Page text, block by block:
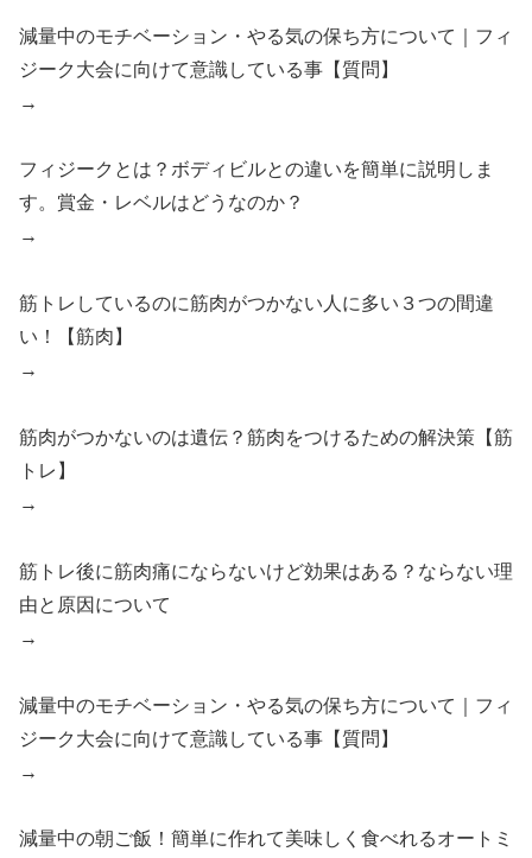
減量中のモチベーション・やる気の保ち方について｜フィ
ジーク大会に向けて意識している事【質問】
→
フィジークとは？ボディビルとの違いを簡単に説明しま
す。賞金・レベルはどうなのか？
→
筋トレしているのに筋肉がつかない人に多い３つの間違
い！【筋肉】
→
筋肉がつかないのは遺伝？筋肉をつけるための解決策【筋
トレ】
→
筋トレ後に筋肉痛にならないけど効果はある？ならない理
由と原因について
→
減量中のモチベーション・やる気の保ち方について｜フィ
ジーク大会に向けて意識している事【質問】
→
減量中の朝ご飯！簡単に作れて美味しく食べれるオートミ